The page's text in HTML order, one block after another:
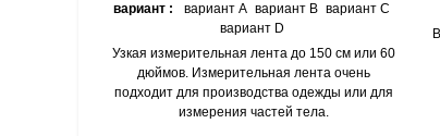
вариант :
вариант A вариант B вариант C
вариант D
Узкая измерительная лента до 150 см или 60
дюймов. Измерительная лента очень
подходит для производства одежды или для
измерения частей тела.